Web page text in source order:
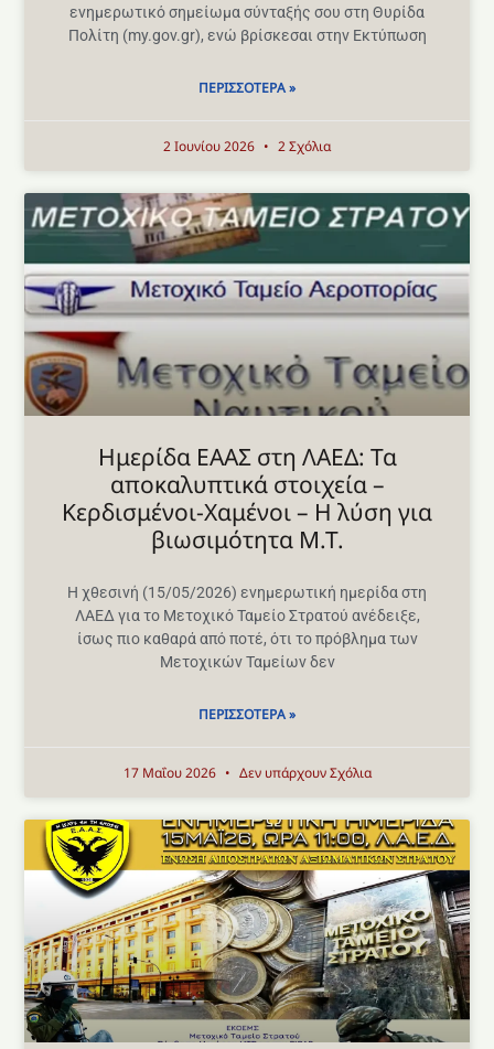
ενημερωτικό σημείωμα σύνταξής σου στη Θυρίδα
Πολίτη (my.gov.gr), ενώ βρίσκεσαι στην Εκτύπωση
ΠΕΡΙΣΣΌΤΕΡΑ »
2 Ιουνίου 2026 2 Σχόλια
Ημερίδα ΕΑΑΣ στη ΛΑΕΔ: Τα
αποκαλυπτικά στοιχεία –
Κερδισμένοι-Χαμένοι – Η λύση για
βιωσιμότητα Μ.Τ.
Η χθεσινή (15/05/2026) ενημερωτική ημερίδα στη
ΛΑΕΔ για το Μετοχικό Ταμείο Στρατού ανέδειξε,
ίσως πιο καθαρά από ποτέ, ότι το πρόβλημα των
Μετοχικών Ταμείων δεν
ΠΕΡΙΣΣΌΤΕΡΑ »
17 Μαΐου 2026 Δεν υπάρχουν Σχόλια